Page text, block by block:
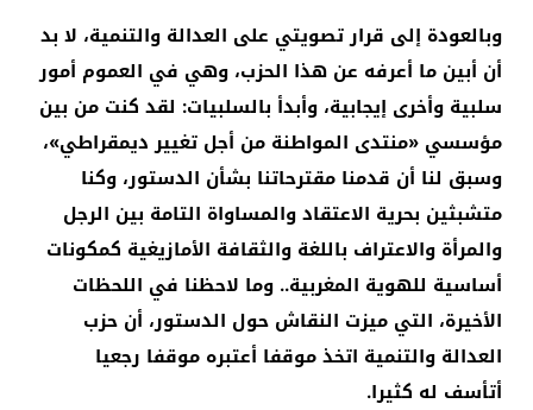
وبالعودة إلى قرار تصويتي على العدالة والتنمية، لا بد
أن أبين ما أعرفه عن هذا الحزب، وهي في العموم أمور
سلبية وأخرى إيجابية، وأبدأ بالسلبيات: لقد كنت من بين
مؤسسي «منتدى المواطنة من أجل تغيير ديمقراطي»،
وسبق لنا أن قدمنا مقترحاتنا بشأن الدستور، وكنا
متشبثين بحرية الاعتقاد والمساواة التامة بين الرجل
والمرأة والاعتراف باللغة والثقافة الأمازيغية كمكونات
أساسية للهوية المغربية.. وما لاحظنا في اللحظات
الأخيرة، التي ميزت النقاش حول الدستور، أن حزب
العدالة والتنمية اتخذ موقفا أعتبره موقفا رجعيا
أتأسف له كثيرا.